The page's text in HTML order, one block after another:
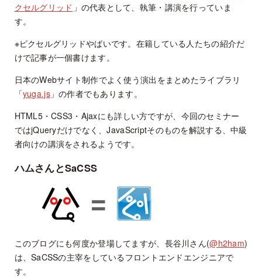
クセルグリッド 」の代表として、執筆・講演を行っていま
す。
※ピクセルグリッドやばいです。在籍している人たちの紹介だ
けで記事が一個書けます。
日本のWebサイト制作でよく使う演出をまとめたライブラリ
「yuga.js」の作者でもあります。
HTML5・CSS3・Ajaxにも詳しい方ですが、今回のセミナー
ではjQueryだけでなく、JavaScriptそのものを解説する、中級
者向けの講演をされるようです。
ハムさんとSaCSS
このブログにも何度か登場してますが、長谷川さん(@h2ham)
は、SaCSSの主宰をしているフロントエンドエンジニアで
す。